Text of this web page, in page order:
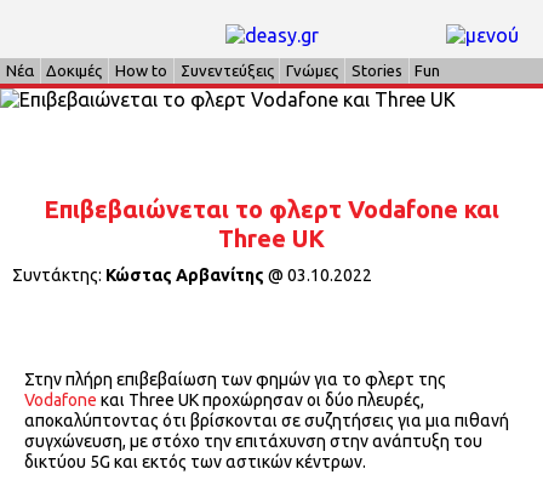
Νέα Δοκιμές How to Συνεντεύξεις Γνώμες Stories Fun
Επιβεβαιώνεται το φλερτ Vodafone και
Three UK
Συντάκτης: Κώστας Αρβανίτης @ 03.10.2022
Στην πλήρη επιβεβαίωση των φημών για το φλερτ της
Vodafone και Three UK προχώρησαν οι δύο πλευρές,
αποκαλύπτοντας ότι βρίσκονται σε συζητήσεις για μια πιθανή
συγχώνευση, με στόχο την επιτάχυνση στην ανάπτυξη του
δικτύου 5G και εκτός των αστικών κέντρων.